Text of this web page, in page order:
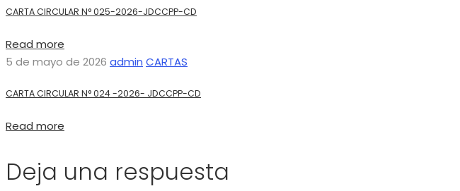
CARTA CIRCULAR N° 025-2026-JDCCPP-CD
Read more
5 de mayo de 2026 admin CARTAS
CARTA CIRCULAR N° 024 -2026- JDCCPP-CD
Read more
Deja una respuesta